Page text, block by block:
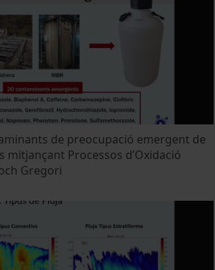
de preocupació emergent de
mitjançant Processos d’Oxidació
Gregori